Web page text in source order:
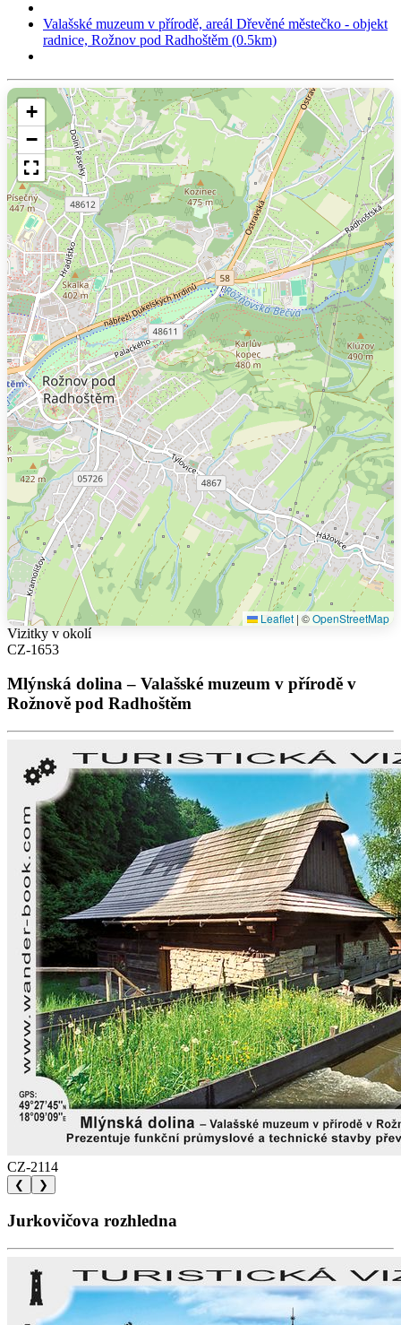
Valašské muzeum v přírodě, areál Dřevěné městečko - objekt
radnice, Rožnov pod Radhoštěm (0.5km)
+
−
Leaflet | ©OpenStreetMap
Vizitky v okolí
CZ-1653
Mlýnská dolina – Valašské muzeum v přírodě v
Rožnově pod Radhoštěm
CZ-2114
❮ ❯
Jurkovičova rozhledna